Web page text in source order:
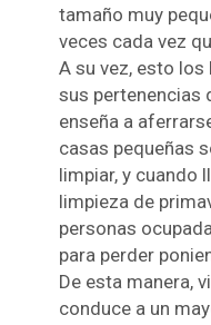
tamaño muy
veces cada vez
A su vez, esto
sus pertenencias
enseña a
casas pequeñas
limpiar, y cuando
limpieza de
personas
para perder
De esta manera,
conduce a un